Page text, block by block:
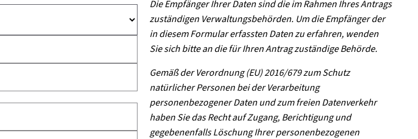
Die Empfänger Ihrer Daten sind die im Rahmen Ihres Antrags
zuständigen Verwaltungsbehörden. Um die Empfänger der
in diesem Formular erfassten Daten zu erfahren, wenden
Sie sich bitte an die für Ihren Antrag zuständige Behörde.
Gemäß der Verordnung (EU) 2016/679 zum Schutz
natürlicher Personen bei der Verarbeitung
personenbezogener Daten und zum freien Datenverkehr
haben Sie das Recht auf Zugang, Berichtigung und
gegebenenfalls Löschung Ihrer personenbezogenen